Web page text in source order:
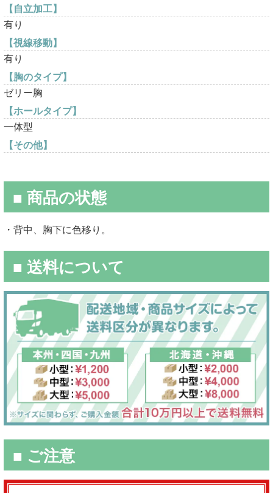
【自立加工】
有り
【視線移動】
有り
【胸のタイプ】
ゼリー胸
【ホールタイプ】
一体型
【その他】
■ 商品の状態
・背中、胸下に色移り。
■ 送料について
■ ご注意